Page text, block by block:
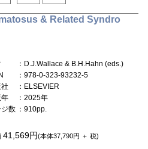
& Related Syndro
：D.J.Wallace & B.H.Hahn (eds.)
：978-0-323-93232-5
：ELSEVIER
：2025年
数 ：910pp.
41,569円(本体37,790円 ＋ 税)